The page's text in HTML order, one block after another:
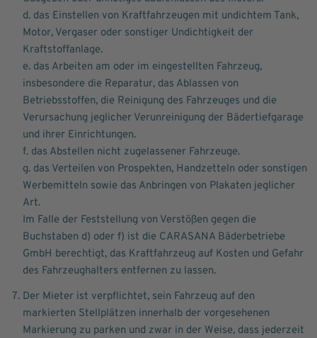
d. das Einstellen von Kraftfahrzeugen mit undichtem Tank,
Motor, Vergaser oder sonstiger Undichtigkeit der
Kraftstoffanlage.
e. das Arbeiten am oder im eingestellten Fahrzeug,
insbesondere die Reparatur, das Ablassen von
Betriebsstoffen, die Reinigung des Fahrzeuges und die
Verursachung jeglicher Verunreinigung der Bädertiefgarage
und ihrer Einrichtungen.
f. das Abstellen nicht zugelassener Fahrzeuge.
g. das Verteilen von Prospekten, Handzetteln oder sonstigen
Werbemitteln sowie das Anbringen von Plakaten jeglicher
Art.
Im Falle der Feststellung von Verstößen gegen die
Buchstaben d) oder f) ist die CARASANA Bäderbetriebe
GmbH berechtigt, das Kraftfahrzeug auf Kosten und Gefahr
des Fahrzeughalters entfernen zu lassen.
Der Mieter ist verpflichtet, sein Fahrzeug auf den
markierten Stellplätzen innerhalb der vorgesehenen
Markierung zu parken und zwar in der Weise, dass jederzeit